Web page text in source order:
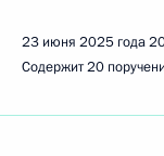
23 июня 2025 года
Содержит 20